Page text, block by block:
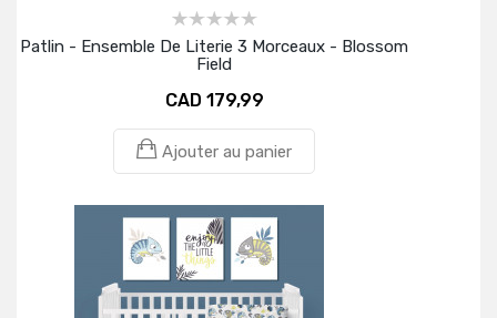
Patlin - Ensemble De Literie 3 Morceaux - Blossom
Field
CAD 179,99
Ajouter au panier